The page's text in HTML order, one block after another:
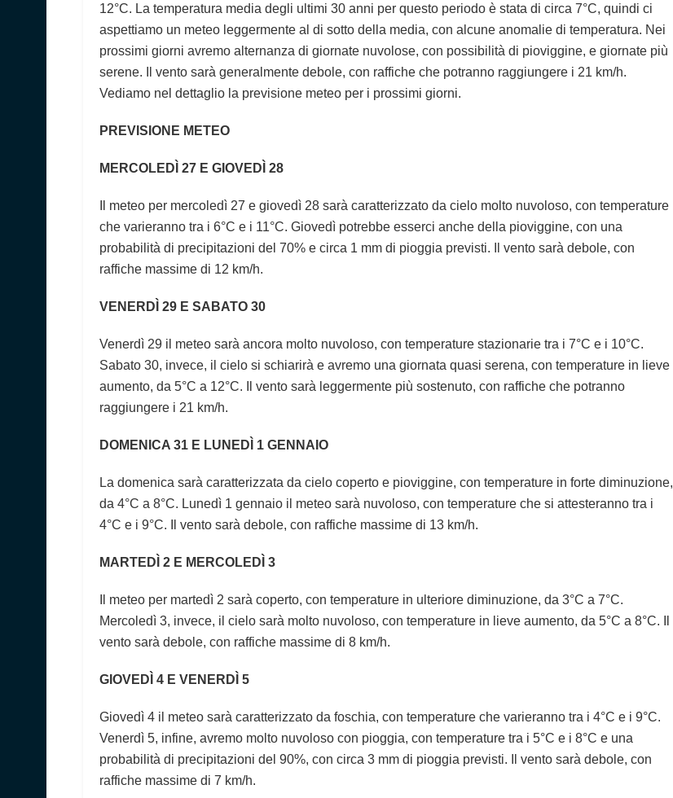
12°C. La temperatura media degli ultimi 30 anni per questo periodo è stata di circa 7°C, quindi ci
aspettiamo un meteo leggermente al di sotto della media, con alcune anomalie di temperatura. Nei
prossimi giorni avremo alternanza di giornate nuvolose, con possibilità di pioviggine, e giornate più
serene. Il vento sarà generalmente debole, con raffiche che potranno raggiungere i 21 km/h.
Vediamo nel dettaglio la previsione meteo per i prossimi giorni.
PREVISIONE METEO
MERCOLEDÌ 27 E GIOVEDÌ 28
Il meteo per mercoledì 27 e giovedì 28 sarà caratterizzato da cielo molto nuvoloso, con temperature
che varieranno tra i 6°C e i 11°C. Giovedì potrebbe esserci anche della pioviggine, con una
probabilità di precipitazioni del 70% e circa 1 mm di pioggia previsti. Il vento sarà debole, con
raffiche massime di 12 km/h.
VENERDÌ 29 E SABATO 30
Venerdì 29 il meteo sarà ancora molto nuvoloso, con temperature stazionarie tra i 7°C e i 10°C.
Sabato 30, invece, il cielo si schiarirà e avremo una giornata quasi serena, con temperature in lieve
aumento, da 5°C a 12°C. Il vento sarà leggermente più sostenuto, con raffiche che potranno
raggiungere i 21 km/h.
DOMENICA 31 E LUNEDÌ 1 GENNAIO
La domenica sarà caratterizzata da cielo coperto e pioviggine, con temperature in forte diminuzione,
da 4°C a 8°C. Lunedì 1 gennaio il meteo sarà nuvoloso, con temperature che si attesteranno tra i
4°C e i 9°C. Il vento sarà debole, con raffiche massime di 13 km/h.
MARTEDÌ 2 E MERCOLEDÌ 3
Il meteo per martedì 2 sarà coperto, con temperature in ulteriore diminuzione, da 3°C a 7°C.
Mercoledì 3, invece, il cielo sarà molto nuvoloso, con temperature in lieve aumento, da 5°C a 8°C. Il
vento sarà debole, con raffiche massime di 8 km/h.
GIOVEDÌ 4 E VENERDÌ 5
Giovedì 4 il meteo sarà caratterizzato da foschia, con temperature che varieranno tra i 4°C e i 9°C.
Venerdì 5, infine, avremo molto nuvoloso con pioggia, con temperature tra i 5°C e i 8°C e una
probabilità di precipitazioni del 90%, con circa 3 mm di pioggia previsti. Il vento sarà debole, con
raffiche massime di 7 km/h.